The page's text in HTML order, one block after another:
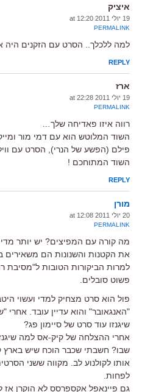
איציק
19 יולי 2011 at 12:20
PERMALINK
למה ללכלך.. הסרט עם הזקנים היה
REPLY
ארז
19 יולי 2011 at 22:28
PERMALINK
רווה איזו פאדיחה שלך…
השוד המלוטש הוא עם דמי מור
פילם (הפשע של הנרי), הסרט עם
השוד המתוחכם !
REPLY
מורן
20 יולי 2011 at 12:08
PERMALINK
מה קורה עם המפיצים? יש יותר
את הקטנות והשנונות הם משאירים
למרות הביקורות הטובות ל"מסיבת
פשוט סובלים.
פול הוא סרט מצחיק למדי ועשוי
"האנגאובר" והוא עדיין עובד.
שיגנזו עוד סרט של סיימון פג?
אחרי ההצלחה של קיק-אס למה
שבו? חשבתי שכבר הוכח שיש בארץ
אותו לקולנוע לב. מקווה ששני
לפחות.
גם פיינאפל אקספרסס לא הוקרן אז